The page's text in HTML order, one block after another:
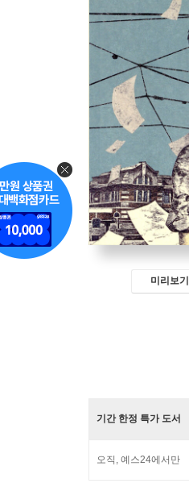
미리보기
기간 한정 특가 도서
오직, 예스24에서만